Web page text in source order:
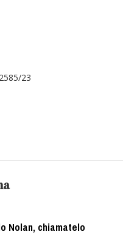
23
Nolan, chiamatelo